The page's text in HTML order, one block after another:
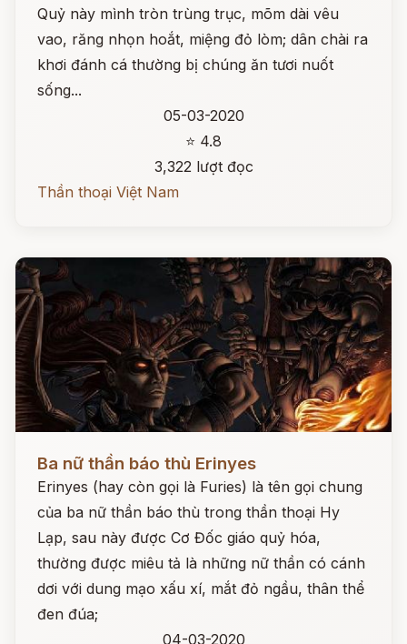
Quỷ này mình tròn trùng trục, mõm dài vêu
vao, răng nhọn hoắt, miệng đỏ lòm; dân chài ra
khơi đánh cá thường bị chúng ăn tươi nuốt
sống...
05-03-2020
⭐ 4.8
3,322 lượt đọc
Thần thoại Việt Nam
Ba nữ thần báo thù Erinyes
Erinyes (hay còn gọi là Furies) là tên gọi chung
của ba nữ thần báo thù trong thần thoại Hy
Lạp, sau này được Cơ Đốc giáo quỷ hóa,
thường được miêu tả là những nữ thần có cánh
dơi với dung mạo xấu xí, mắt đỏ ngầu, thân thể
đen đúa;
04-03-2020